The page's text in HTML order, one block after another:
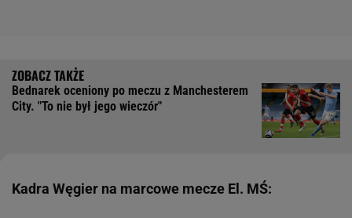
Bednarek oceniony po meczu z Manchesterem
City. "To nie był jego wieczór"
Kadra Węgier na marcowe mecze El. MŚ: